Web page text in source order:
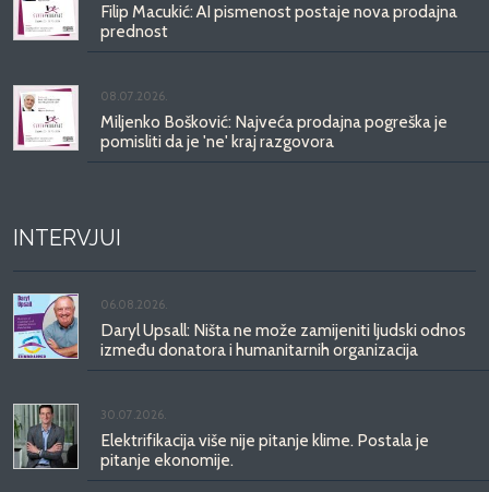
Filip Macukić: AI pismenost postaje nova prodajna
prednost
08.07.2026.
Miljenko Bošković: Najveća prodajna pogreška je
pomisliti da je 'ne' kraj razgovora
INTERVJUI
06.08.2026.
Daryl Upsall: Ništa ne može zamijeniti ljudski odnos
između donatora i humanitarnih organizacija
30.07.2026.
Elektrifikacija više nije pitanje klime. Postala je
pitanje ekonomije.